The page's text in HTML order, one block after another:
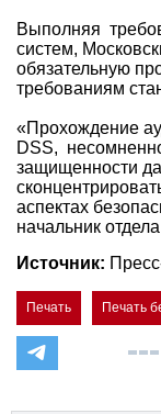
Выполняя
систем,
обязательную
требованиям
«Прохождение
DSS,
защищенности
аспектах
начальник
Источник:
Печать Печать